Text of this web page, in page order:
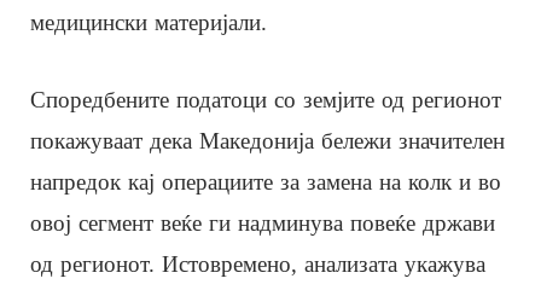
медицински материјали.
Споредбените податоци со земјите од регионот
покажуваат дека Македонија бележи значителен
напредок кај операциите за замена на колк и во
овој сегмент веќе ги надминува повеќе држави
од регионот. Истовремено, анализата укажува